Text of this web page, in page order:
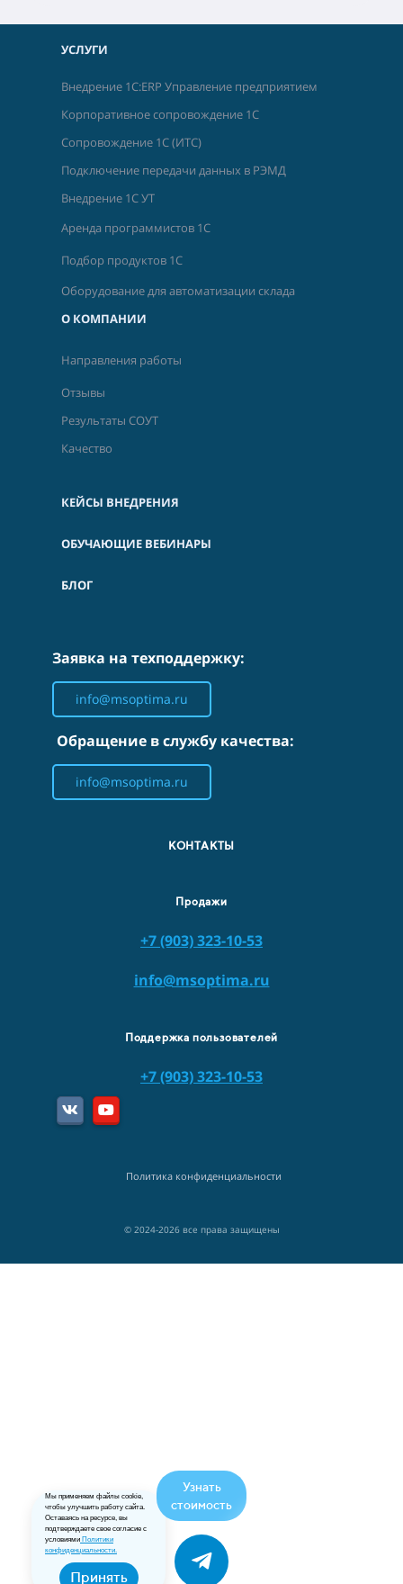
Мы применяем файлы cookie,
чтобы улучшить работу сайта.
Оставаясь на ресурсе, вы
подтверждаете свое согласие с
условиями Политики
конфиденциальности.
Принять
Узнать
стоимость
УСЛУГИ
Внедрение 1С:ERP Управление предприятием
Корпоративное сопровождение 1С
Сопровождение 1С (ИТС)
Подключение передачи данных в РЭМД
Внедрение 1С УТ
Аренда программистов 1С
Подбор продуктов 1С
Оборудование для автоматизации склада
О КОМПАНИИ
Направления работы
Отзывы
Результаты СОУТ
Качество
КЕЙСЫ ВНЕДРЕНИЯ
ОБУЧАЮЩИЕ ВЕБИНАРЫ
БЛОГ
Заявка на техподдержку:
info@msoptima.ru
Обращение в службу качества:
info@msoptima.ru
КОНТАКТЫ
Продажи
+7 (903) 323-10-53
info@msoptima.ru
Поддержка пользователей
+7 (903) 323-10-53
Политика конфиденциальности
© 2024-2026 все права защищены